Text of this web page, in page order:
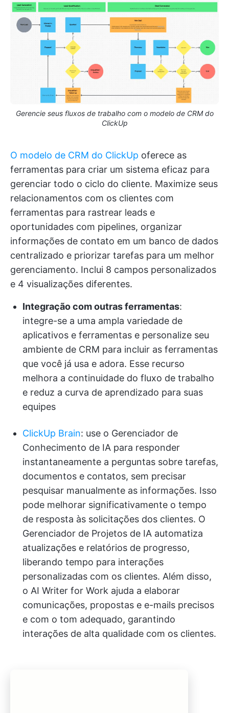
Gerencie seus fluxos de trabalho com o modelo de CRM do
ClickUp
O modelo de CRM do ClickUp oferece as
ferramentas para criar um sistema eficaz para
gerenciar todo o ciclo do cliente. Maximize seus
relacionamentos com os clientes com
ferramentas para rastrear leads e
oportunidades com pipelines, organizar
informações de contato em um banco de dados
centralizado e priorizar tarefas para um melhor
gerenciamento. Inclui 8 campos personalizados
e 4 visualizações diferentes.
Integração com outras ferramentas:
integre-se a uma ampla variedade de
aplicativos e ferramentas e personalize seu
ambiente de CRM para incluir as ferramentas
que você já usa e adora. Esse recurso
melhora a continuidade do fluxo de trabalho
e reduz a curva de aprendizado para suas
equipes
ClickUp Brain: use o Gerenciador de
Conhecimento de IA para responder
instantaneamente a perguntas sobre tarefas,
documentos e contatos, sem precisar
pesquisar manualmente as informações. Isso
pode melhorar significativamente o tempo
de resposta às solicitações dos clientes. O
Gerenciador de Projetos de IA automatiza
atualizações e relatórios de progresso,
liberando tempo para interações
personalizadas com os clientes. Além disso,
o AI Writer for Work ajuda a elaborar
comunicações, propostas e e-mails precisos
e com o tom adequado, garantindo
interações de alta qualidade com os clientes.